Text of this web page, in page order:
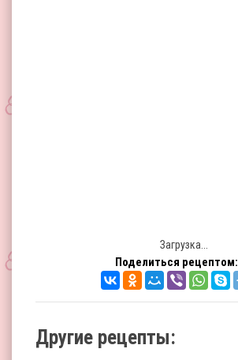
Загрузка...
Поделиться рецептом:
Другие рецепты: